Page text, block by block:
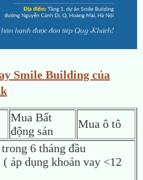
Smile Building của
Mua Bất
động sản
Mua ô tô
6 tháng đầu
áp dụng khoản vay <12